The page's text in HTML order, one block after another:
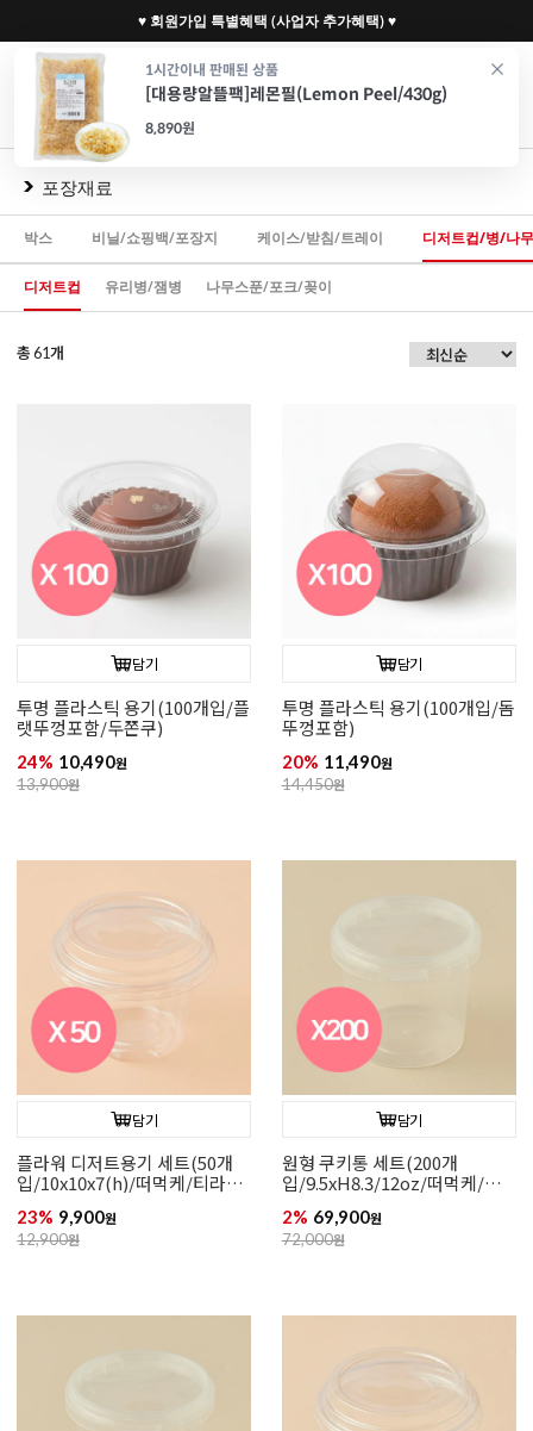
1시간이내 판매된 상품
[대용량알뜰팩]레몬필(Lemon Peel/430g)
8,890원
♥ 회원가입 특별혜택 (사업자 추가혜택) ♥
0
재료 도구 포장
포장재료
박스 비닐/쇼핑백/포장지 케이스/받침/트레이 디저트컵/병/나
디저트컵 유리병/잼병 나무스푼/포크/꽂이
총61개
담기
투명 플라스틱 용기(100개입/플
랫뚜껑포함/두쫀쿠)
24% 10,490원
13,900원
담기
투명 플라스틱 용기(100개입/돔
뚜껑포함)
20% 11,490원
14,450원
담기
플라워 디저트용기 세트(50개
입/10x10x7(h)/떠먹케/티라미
23% 9,900원
12,900원
담기
원형 쿠키통 세트(200개
입/9.5xH8.3/12oz/떠먹케/구
2% 69,900원
72,000원